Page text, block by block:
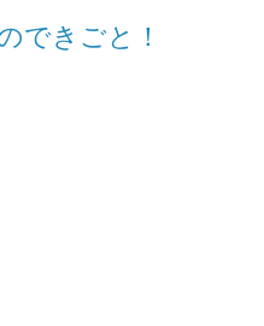
できごと！